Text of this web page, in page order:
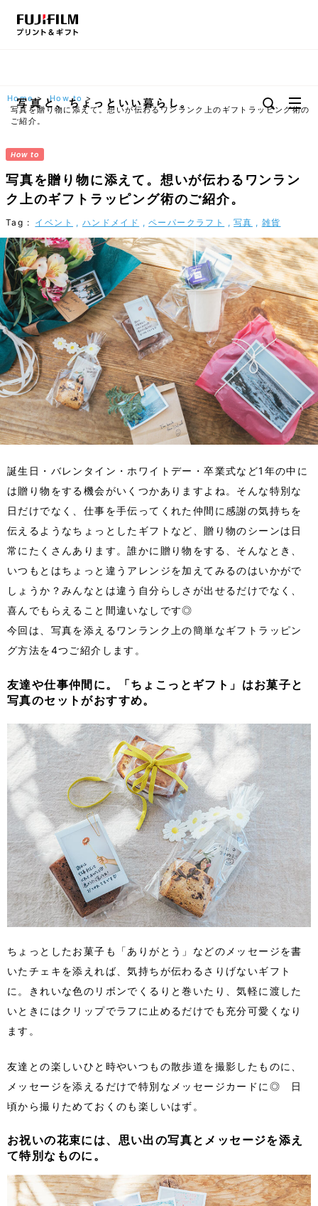
Home > How to >
写真を贈り物に添えて。想いが伝わるワンランク上のギフトラッピング術の
ご紹介。
写真を贈り物に添えて。想いが伝わるワンラン
ク上のギフトラッピング術のご紹介。
イベント ハンドメイド ペーパークラフト 写真 雑貨
誕生日・バレンタイン・ホワイトデー・卒業式など1年の中に
は贈り物をする機会がいくつかありますよね。そんな特別な
日だけでなく、仕事を手伝ってくれた仲間に感謝の気持ちを
伝えるようなちょっとしたギフトなど、贈り物のシーンは日
常にたくさんあります。誰かに贈り物をする、そんなとき、
いつもとはちょっと違うアレンジを加えてみるのはいかがで
しょうか？みんなとは違う自分らしさが出せるだけでなく、
喜んでもらえること間違いなしです◎
今回は、写真を添えるワンランク上の簡単なギフトラッピン
グ方法を4つご紹介します。
友達や仕事仲間に。「ちょこっとギフト」はお菓子と
写真のセットがおすすめ。
ちょっとしたお菓子も「ありがとう」などのメッセージを書
いたチェキを添えれば、気持ちが伝わるさりげないギフト
に。きれいな色のリボンでくるりと巻いたり、気軽に渡した
いときにはクリップでラフに止めるだけでも充分可愛くなり
ます。
友達との楽しいひと時やいつもの散歩道を撮影したものに、
メッセージを添えるだけで特別なメッセージカードに◎ 日
頃から撮りためておくのも楽しいはず。
お祝いの花束には、思い出の写真とメッセージを添え
て特別なものに。